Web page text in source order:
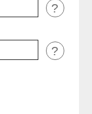
?
?